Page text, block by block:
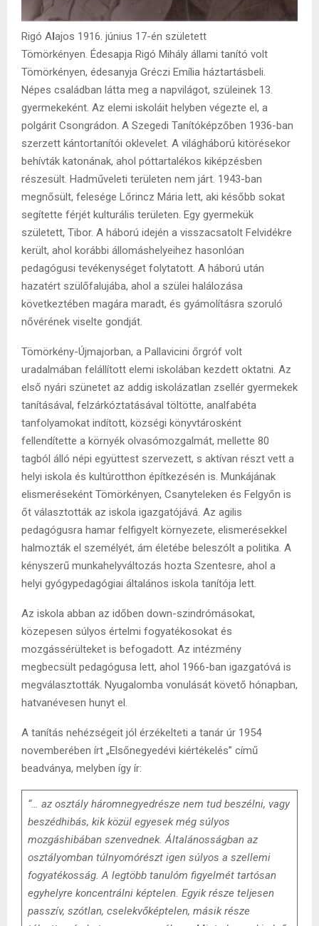
Rigó Alajos 1916. június 17-én született
Tömörkényen. Édesapja Rigó Mihály állami tanító volt
Tömörkényen, édesanyja Gréczi Emília háztartásbeli.
Népes családban látta meg a napvilágot, szüleinek 13.
gyermekeként. Az elemi iskoláit helyben végezte el, a
polgárit Csongrádon. A Szegedi Tanítóképzőben 1936-ban
szerzett kántortanítói oklevelet. A világháború kitörésekor
behívták katonának, ahol póttartalékos kiképzésben
részesült. Hadműveleti területen nem járt. 1943-ban
megnősült, felesége Lőrincz Mária lett, aki később sokat
segítette férjét kulturális területen. Egy gyermekük
született, Tibor. A háború idején a visszacsatolt Felvidékre
került, ahol korábbi állomáshelyeihez hasonlóan
pedagógusi tevékenységet folytatott. A háború után
hazatért szülőfalujába, ahol a szülei halálozása
következtében magára maradt, és gyámolításra szoruló
nővérének viselte gondját.
Tömörkény-Újmajorban, a Pallavicini őrgróf volt
uradalmában felállított elemi iskolában kezdett oktatni. Az
első nyári szünetet az addig iskolázatlan zsellér gyermekek
tanításával, felzárkóztatásával töltötte, analfabéta
tanfolyamokat indított, községi könyvtárosként
fellendítette a környék olvasómozgalmát, mellette 80
tagból álló népi együttest szervezett, s aktívan részt vett a
helyi iskola és kultúrotthon építkezésén is. Munkájának
elismeréseként Tömörkényen, Csanyteleken és Felgyőn is
őt választották az iskola igazgatójává. Az agilis
pedagógusra hamar felfigyelt környezete, elismerésekkel
halmozták el személyét, ám életébe beleszólt a politika. A
kényszerű munkahelyváltozás hozta Szentesre, ahol a
helyi gyógypedagógiai általános iskola tanítója lett.
Az iskola abban az időben down-szindrómásokat,
közepesen súlyos értelmi fogyatékosokat és
mozgássérülteket is befogadott. Az intézmény
megbecsült pedagógusa lett, ahol 1966-ban igazgatóvá is
megválasztották. Nyugalomba vonulását követő hónapban,
hatvanévesen hunyt el.
A tanítás nehézségeit jól érzékelteti a tanár úr 1954
novemberében írt „Elsőnegyedévi kiértékelés” című
beadványa, melyben így ír:
“… az osztály háromnegyedrésze nem tud beszélni, vagy
beszédhibás, kik közül egyesek még súlyos
mozgáshibában szenvednek. Általánosságban az
osztályomban túlnyomórészt igen súlyos a szellemi
fogyatékosság. A legtöbb tanulóm figyelmét tartósan
egyhelyre koncentrálni képtelen. Egyik része teljesen
passzív, szótlan, cselekvőképtelen, másik része